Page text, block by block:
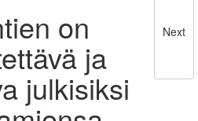
on
ja
julkisiksi
Next